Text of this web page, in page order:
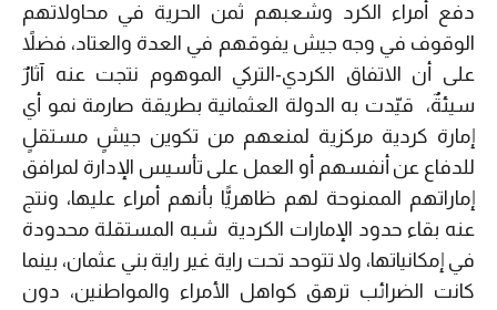
دفع أمراء الكرد وشعبهم ثمن الحرية في محاولاتهم
الوقوف في وجه جيش يفوقهم في العدة والعتاد، فضلاً
على أن الاتفاق الكردي-التركي الموهوم نتجت عنه آثارٌ
سيئةٌ، قيّدت به الدولة العثمانية بطريقة صارمة نمو أي
إمارة كردية مركزية لمنعهم من تكوين جيشٍ مستقلٍ
للدفاع عن أنفسهم أو العمل على تأسيس الإدارة لمرافق
إماراتهم الممنوحة لهم ظاهريًّا بأنهم أمراء عليها، ونتج
عنه بقاء حدود الإمارات الكردية شبه المستقلة محدودة
في إمكانياتها، ولا تتوحد تحت راية غير راية بني عثمان، بينما
كانت الضرائب ترهق كواهل الأمراء والمواطنين، دون